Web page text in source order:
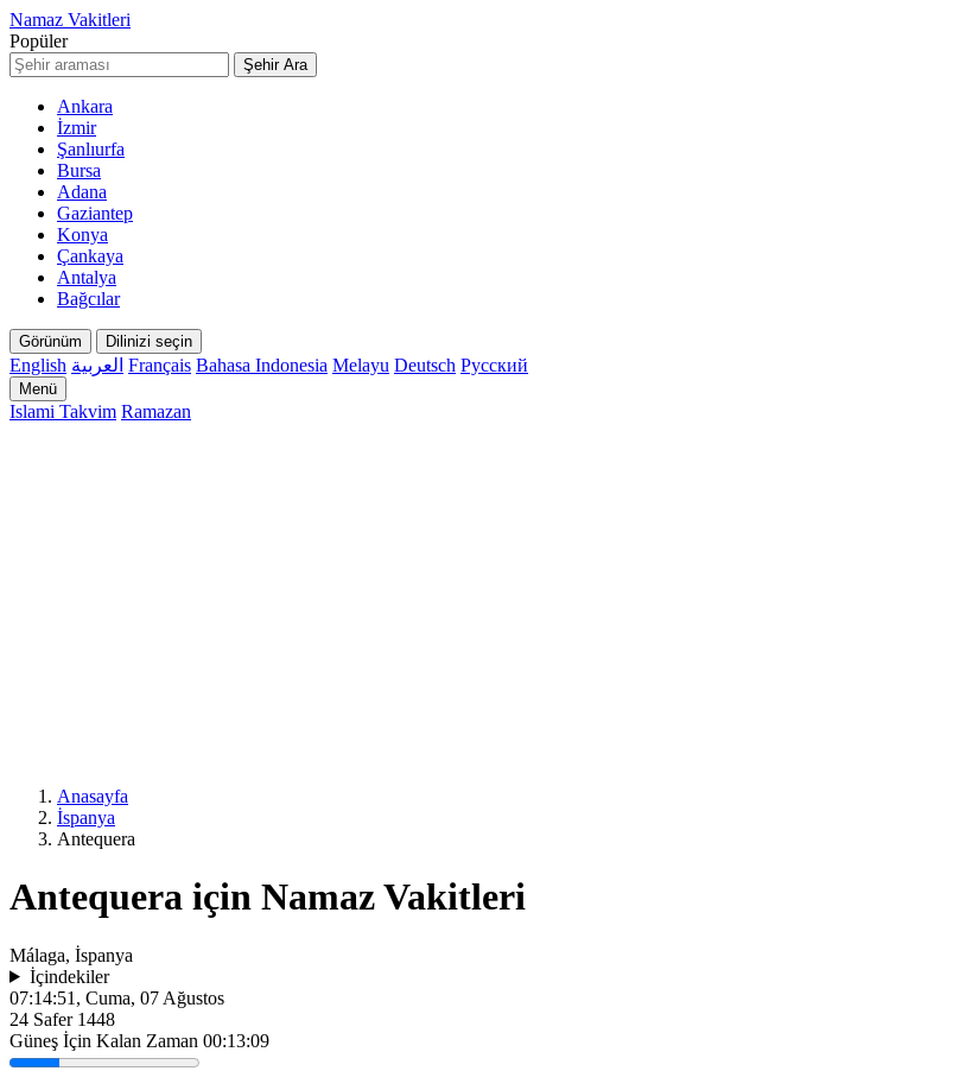
Namaz Vakitleri
Popüler
Şehir Ara
Ankara
İzmir
Şanlıurfa
Bursa
Adana
Gaziantep
Konya
Çankaya
Antalya
Bağcılar
Görünüm Dilinizi seçin
English العربية Français Bahasa Indonesia Melayu Deutsch Русский
Menü
Islami Takvim Ramazan
Anasayfa
İspanya
Antequera
Antequera için Namaz Vakitleri
Málaga, İspanya
İçindekiler
07:14:51 , Cuma, 07 Ağustos
24 Safer 1448
Güneş İçin Kalan Zaman 00:13:09